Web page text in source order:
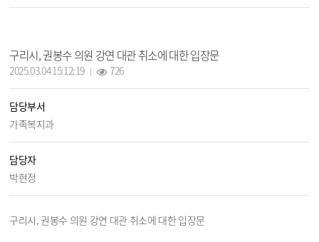
구리시, 권봉수 의원 강연 대관 취소에 대한 입장문
2025.03.04 15:12:19 726
담당부서
가족복지과
담당자
박현정
구리시, 권봉수 의원 강연 대관 취소에 대한 입장문